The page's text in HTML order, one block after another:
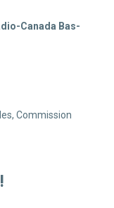
Canada Bas-
Commission